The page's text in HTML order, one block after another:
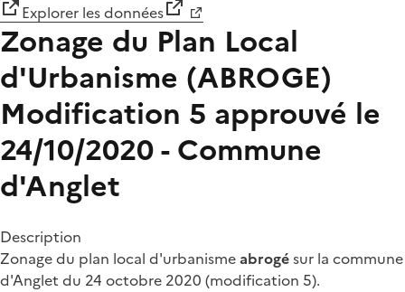
Explorer les données
Zonage du Plan Local
d'Urbanisme (ABROGE)
Modification 5 approuvé le
24/10/2020 - Commune
d'Anglet
Description
Zonage du plan local d'urbanismeabrogésur la commune
d'Anglet du 24 octobre 2020 (modification 5).